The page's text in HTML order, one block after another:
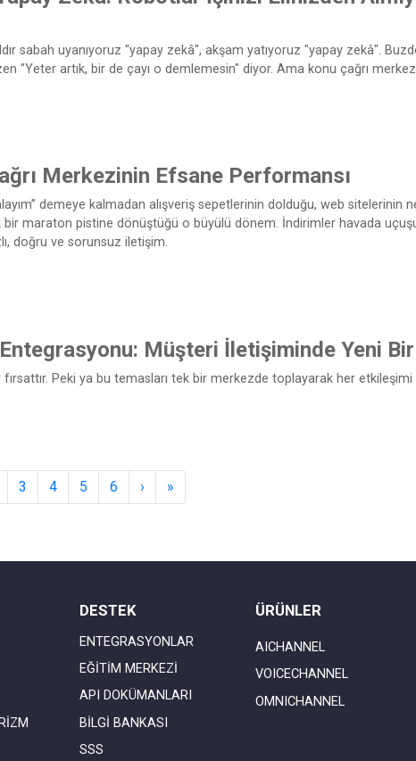
sabah uyanıyoruz "yapay zekâ", akşam yatıyoruz "yapay zekâ".
"Yeter artık, bir de çayı o demlemesin" diyor. Ama konu çağrı
Merkezinin Efsane Performansı
demeye kalmadan alışveriş sepetlerinin dolduğu, web sitelerinin
maraton pistine dönüştüğü o büyülü dönem. İndirimler havada
doğru ve sorunsuz iletişim.
Müşteri İletişiminde Yeni Bir
Peki ya bu temasları tek bir merkezde toplayarak her etkileşimi
3 4 5 6 › »
DESTEK
ENTEGRASYONLAR
EĞİTİM MERKEZİ
API DOKÜMANLARI
BİLGİ BANKASI
SSS
ÜRÜNLER
AICHANNEL
VOICECHANNEL
OMNICHANNEL